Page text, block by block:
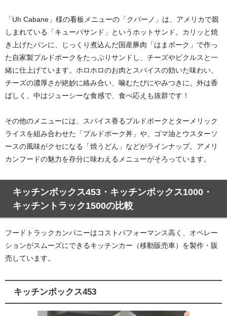
「Uh Cabane」様の看板メニューの「クバーノ」は、アメリカで親
しまれている「キューバサンド」というホットサンド。カリッと焼
き上げたパンに、じっくり煮込んだ国産豚肉「はまポーク」で作っ
た自家製プルドポークをたっぷりサンドし、チーズやピクルスと一
緒に仕上げています。ホロホロのお肉とスパイスの効いた味わい、
チーズの濃厚さが絶妙に絡み合い、噛むたびにやみつきに。外は香
ばしく、中はジューシーな食感で、食べ応えも抜群です！
その他のメニューには、スパイス香るプルドポークとターメリック
ライスを組み合わせた「プルドポーク丼」や、ゴマ油とウスターソ
ースの風味がクセになる「焼うどん」などがラインナップ。アメリ
カンフードの魅力を存分に味わえるメニューがそろっています。
キッチンボックス453・キッチンボックス1000・
キッチントラック1500の比較
フードトラックカンパニーはコストパフォーマンス高く、オペレー
ションがスムーズにできるキッチンカー（移動販売車）を製作・販
売しています。
キッチンボックス453